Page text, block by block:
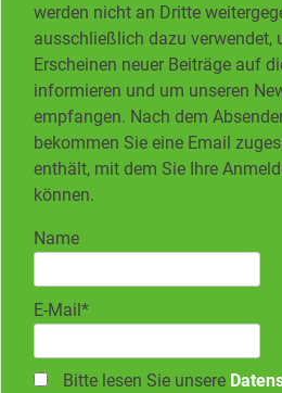
werden nicht an Dritte
ausschließlich dazu verwendet,
Erscheinen neuer Beiträge auf
informieren und um unseren
empfangen. Nach dem
bekommen Sie eine Email
enthält, mit dem Sie Ihre
können.
Name
E-Mail*
Bitte lesen Sie unsere